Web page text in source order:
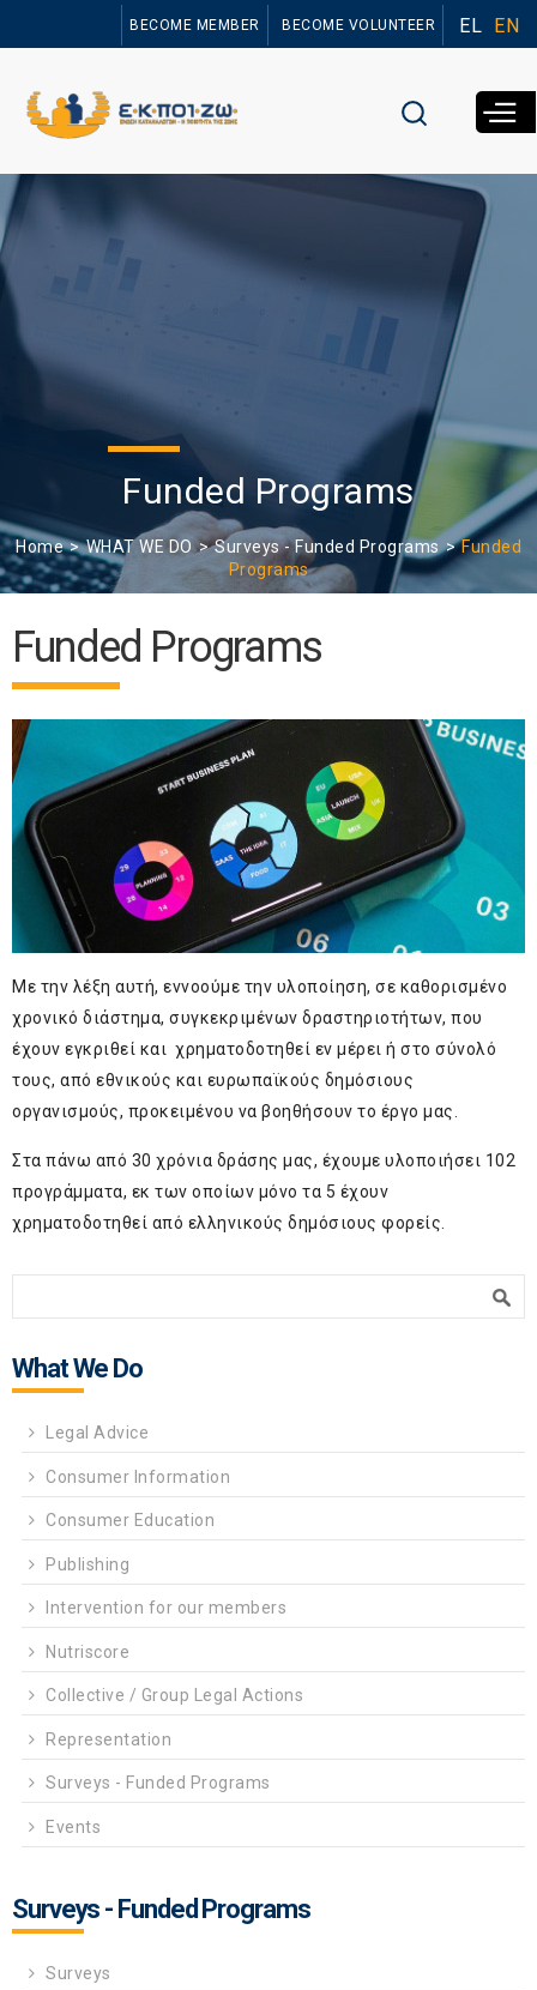
main
EL EN
BECOME MEMBER BECOME VOLUNTEER
Funded Programs
Home WHAT WE DO Surveys - Funded Programs
Funded
Programs
Funded Programs
Με την λέξη αυτή, εννοούμε την υλοποίηση, σε καθορισμένο
χρονικό διάστημα, συγκεκριμένων δραστηριοτήτων, που
έχουν εγκριθεί και χρηματοδοτηθεί εν μέρει ή στο σύνολό
τους, από εθνικούς και ευρωπαϊκούς δημόσιους
οργανισμούς, προκειμένου να βοηθήσουν το έργο μας.
Στα πάνω από 30 χρόνια δράσης μας, έχουμε υλοποιήσει 102
προγράμματα, εκ των οποίων μόνο τα 5 έχουν
χρηματοδοτηθεί από ελληνικούς δημόσιους φορείς.
What We Do
Legal Advice
Consumer Information
Consumer Education
Publishing
Intervention for our members
Nutriscore
Collective / Group Legal Actions
Representation
Surveys - Funded Programs
Events
Surveys - Funded Programs
Surveys